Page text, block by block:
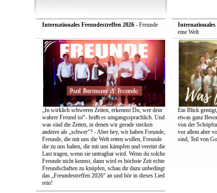
Internationales Freundestreffen 2026- Freunde
„In wirklich schweren Zeiten, erkennst Du, wer dein
wahrer Freund ist“- heißt es umgangssprachlich. Und
was sind die Zeiten, in denen wir gerade stecken
anderes als „schwer“? - Aber hey, wir haben Freunde,
Freunde, die mit uns die Welt retten wollen, Freunde
die zu uns halten, die mit uns kämpfen und vereint die
Last tragen, wenn sie untragbar wird. Wenn du solche
Freunde nicht kennst, dann wird es höchste Zeit echte
Freundschaften zu knüpfen, schau dir dazu unbedingt
das „Freundestreffen 2026“ an und hör in dieses Lied
rein!
Internationales
eine Welt
Ein Blick
etwas ganz
von der
vor allem aber
sind, Teil von